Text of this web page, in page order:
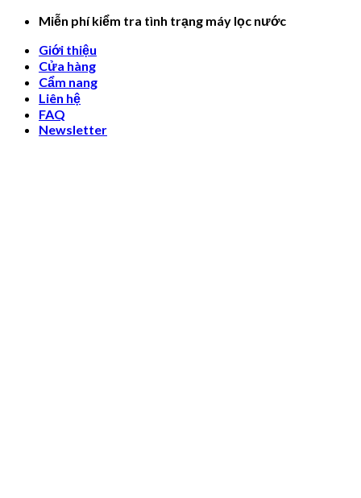
Skip
content
Miễn phí kiểm tra tình trạng máy lọc nước
Giới thiệu
Cửa hàng
Cẩm nang
Liên hệ
FAQ
Newsletter